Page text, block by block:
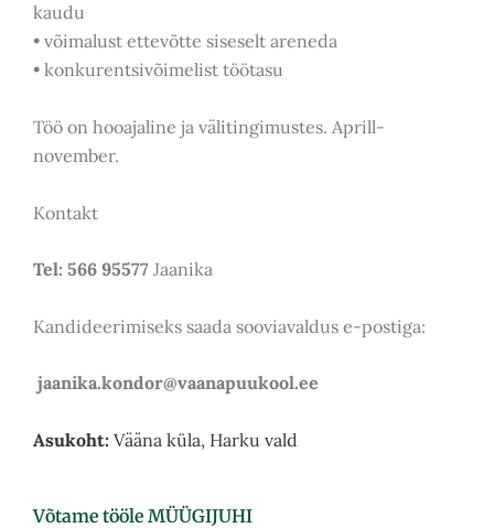
kaudu
• võimalust ettevõtte siseselt areneda
• konkurentsivõimelist töötasu
Töö on hooajaline ja välitingimustes. Aprill-
november.
Kontakt
Tel: 566 95577 Jaanika
Kandideerimiseks saada sooviavaldus e-postiga:
jaanika.kondor@vaanapuukool.ee
Asukoht: Vääna küla, Harku vald
Võtame tööle MÜÜGIJUHI